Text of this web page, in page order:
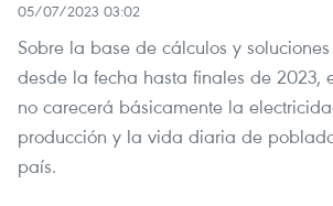
05/07/2023 03:02
Sobre la base de cálculos y
desde la fecha hasta finales de 2023,
no carecerá básicamente la
producción y la vida diaria de
país.